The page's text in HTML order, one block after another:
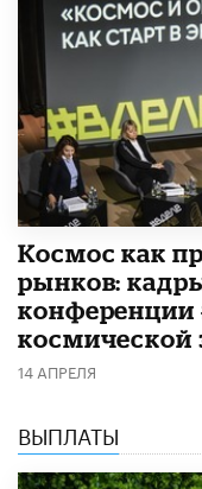
Космос как
рынков:
конференции
космической
14 АПРЕЛЯ
ВЫПЛАТЫ